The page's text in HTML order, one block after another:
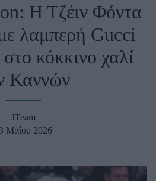
Η Τζέιν Φόντα
λαμπερή Gucci
κόκκινο χαλί
Καννών
JTeam
Μαΐου 2026